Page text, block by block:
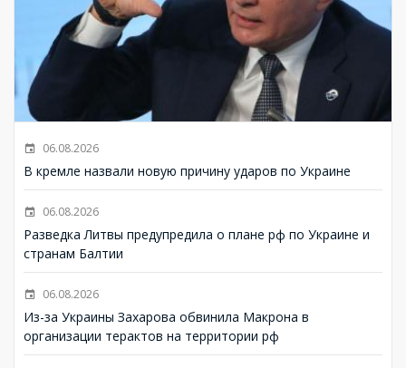
06.08.2026
В кремле назвали новую причину ударов по Украине
06.08.2026
Разведка Литвы предупредила о плане рф по Украине и
странам Балтии
06.08.2026
Из-за Украины Захарова обвинила Макрона в
организации терактов на территории рф